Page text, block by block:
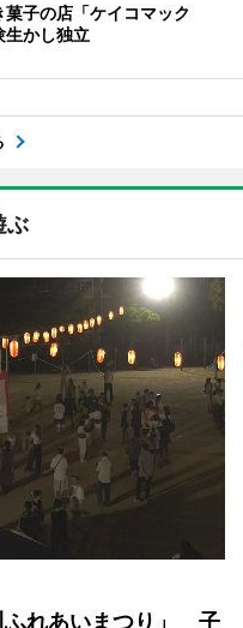
子の店「ケイコマック
かし独立
ぶ
ふれあいまつり」 子